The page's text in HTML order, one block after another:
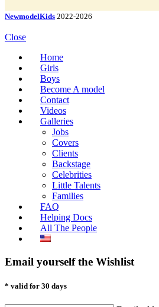
NewmodelKids 2022-2026
Close
Home
Girls
Boys
Become A model
Contact
Videos
Galleries
Jobs
Covers
Clients
Backstage
Celebrities
Little Talents
Families
FAQ
Helping Docs
All The People
Email yourself the Wishlist
* valid for 30 days